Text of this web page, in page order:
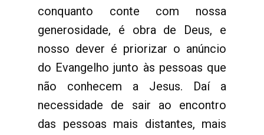
conquanto conte com nossa
generosidade, é obra de Deus, e
nosso dever é priorizar o anúncio
do Evangelho junto às pessoas que
não conhecem a Jesus. Daí a
necessidade de sair ao encontro
das pessoas mais distantes, mais